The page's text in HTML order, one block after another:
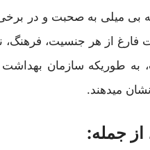
بی میلی به صحبت و در
از هر جنسیت، فرهنگ،
میدهند.
جمله: